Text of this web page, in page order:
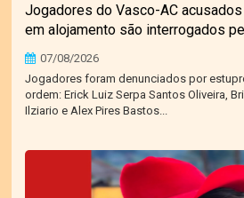
Jogadores do Vasco-AC
em alojamento são interrogados
07/08/2026
Jogadores foram denunciados por
ordem: Erick Luiz Serpa Santos Oliveira,
Ilziario e Alex Pires Bastos...